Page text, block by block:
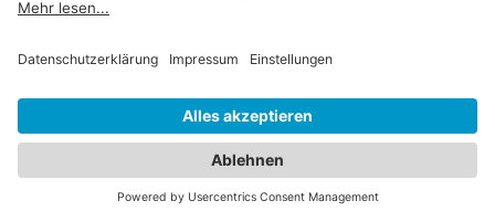
https://x.com/unpkg
Diese Liste stellt die Zwecke der Datenerhebung und -
verarbeitung dar.
Bereitstellung von Diensten
Beantwortung von Benutzeranfragen
Sicherheit gewährleisten, Betrug verhindern und Fehler